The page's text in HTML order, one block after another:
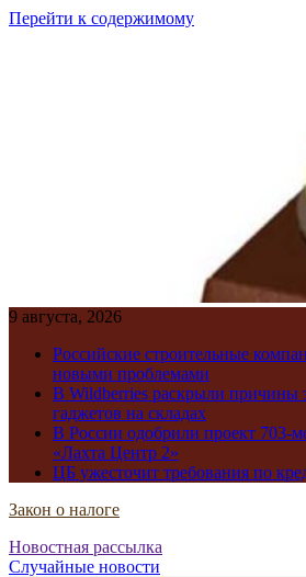
Перейти к содержимому
9 августа, 2026
Российские строительные
новыми проблемами
В Wildberries раскрыли причины
гаджетов на складах
В России одобрили проект 703-
«Лахта Центр 2»
ЦБ ужесточит требования по
Закон о налоге
Новостная рассылка
Случайные новости